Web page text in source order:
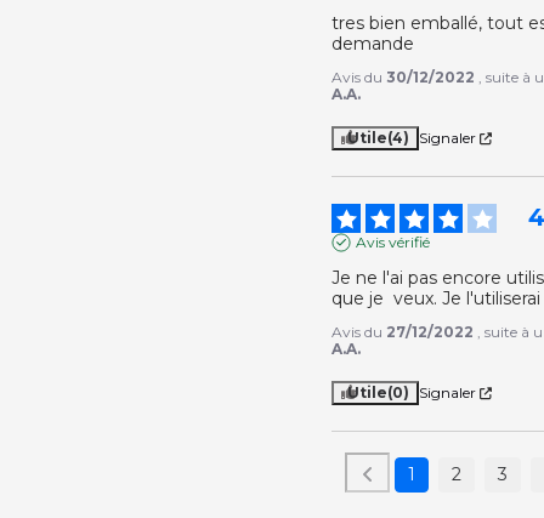
tres bien emballé, tout
demande
Avis du 30/12/2022 , suite à
A.A.
Utile(4) Signaler
Avis vérifié
Je ne l'ai pas encore
que je  veux. Je
Avis du 27/12/2022 , suite à
A.A.
Utile(0) Signaler
1 2 3